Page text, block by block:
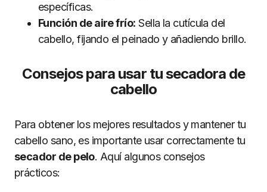
específicas.
Función de aire frío: Sella la cutícula del
cabello, fijando el peinado y añadiendo brillo.
Consejos para usar tu secadora de
cabello
Para obtener los mejores resultados y mantener tu
cabello sano, es importante usar correctamente tu
secador de pelo. Aquí algunos consejos
prácticos: